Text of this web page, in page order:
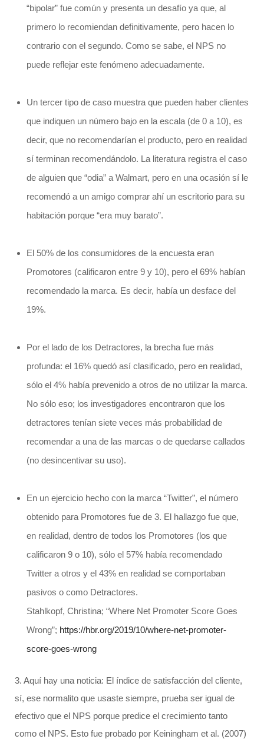
“bipolar” fue común y presenta un desafío ya que, al
primero lo recomiendan definitivamente, pero hacen lo
contrario con el segundo. Como se sabe, el NPS no
puede reflejar este fenómeno adecuadamente.
Un tercer tipo de caso muestra que pueden haber clientes
que indiquen un número bajo en la escala (de 0 a 10), es
decir, que no recomendarían el producto, pero en realidad
sí terminan recomendándolo. La literatura registra el caso
de alguien que “odia” a Walmart, pero en una ocasión sí le
recomendó a un amigo comprar ahí un escritorio para su
habitación porque “era muy barato”.
El 50% de los consumidores de la encuesta eran
Promotores (calificaron entre 9 y 10), pero el 69% habían
recomendado la marca. Es decir, había un desface del
19%.
Por el lado de los Detractores, la brecha fue más
profunda: el 16% quedó así clasificado, pero en realidad,
sólo el 4% había prevenido a otros de no utilizar la marca.
No sólo eso; los investigadores encontraron que los
detractores tenían siete veces más probabilidad de
recomendar a una de las marcas o de quedarse callados
(no desincentivar su uso).
En un ejercicio hecho con la marca “Twitter”, el número
obtenido para Promotores fue de 3. El hallazgo fue que,
en realidad, dentro de todos los Promotores (los que
calificaron 9 o 10), sólo el 57% había recomendado
Twitter a otros y el 43% en realidad se comportaban
pasivos o como Detractores.
Stahlkopf, Christina; “Where Net Promoter Score Goes
Wrong”; https://hbr.org/2019/10/where-net-promoter-
score-goes-wrong
3. Aquí hay una noticia: El índice de satisfacción del cliente,
sí, ese normalito que usaste siempre, prueba ser igual de
efectivo que el NPS porque predice el crecimiento tanto
como el NPS. Esto fue probado por Keiningham et al. (2007)